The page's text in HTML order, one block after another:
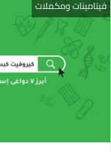
فيتامينات ومكملات